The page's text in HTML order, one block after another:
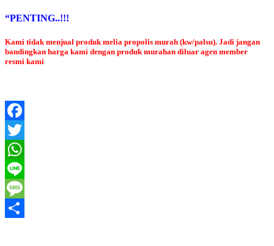
“PENTING..!!!
Kami tidak menjual produk melia propolis murah (kw/palsu). Jadi jangan
bandingkan harga kami dengan produk murahan diluar agen member
resmi kami
Facebook
Twitter
WhatsApp
Line
Message